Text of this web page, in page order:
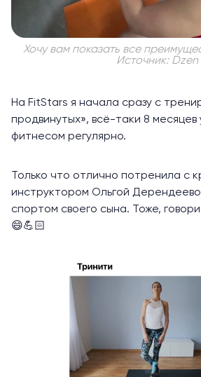
Хочу вам показать все
Источник: Dzen
На FitStars я начала сразу с
продвинутых», всё-таки 8
фитнесом регулярно.
Только что отлично потренила с
инструктором Ольгой
спортом своего сына. Тоже,
😄💪🏻